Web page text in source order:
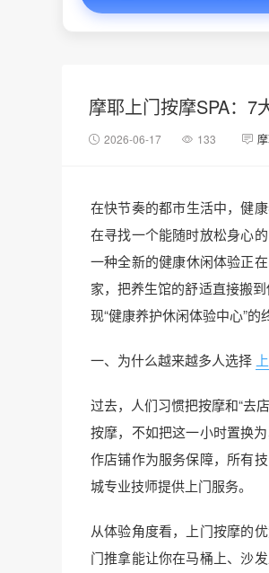
摩耶上门按摩SPA：7
2026-06-17 133
在快节奏的都市生活中，健
在寻找一个能随时放松身心
一种全新的健康休闲体验正
家，把养生馆的舒适直接搬
现“健康养护休闲体验中心”的
一、为什么越来越多人选择
过去，人们习惯把按摩和“去
按摩，不如把这一小时置换为
作店铺作为服务保障，所有
城专业技师提供上门服务。
从体验角度看，上门按摩的
门推拿能让你在马桶上、沙